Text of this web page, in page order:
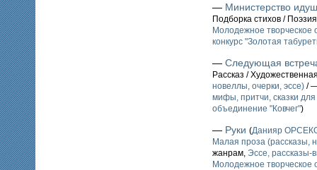
— Министерство
Подборка стихов /
Молодежное творческое
конкурс "Золотая
— Следующая
Рассказ /
новеллы, очерки, эссе) /
мифы, притчи, сказки
объединение "Ковчег")
— Руки (Данияр
Малая проза (рассказы,
жанрам, Эссе,
Молодежное творческое